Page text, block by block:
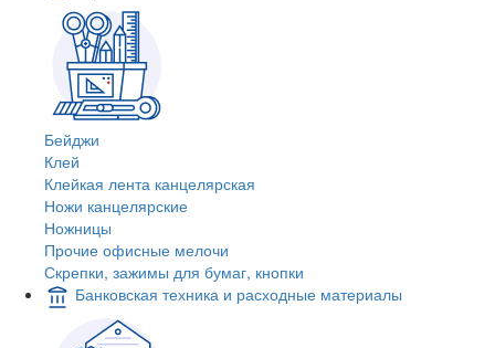
Бейджи
Клей
Клейкая лента канцелярская
Ножи канцелярские
Ножницы
Прочие офисные мелочи
Скрепки, зажимы для бумаг, кнопки
Банковская техника и расходные материалы